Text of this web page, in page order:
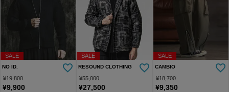
SALE
NO ID.
¥19,800
¥9,900
SALE
RESOUND CLOTHING
¥55,000
¥27,500
SALE
CAMBIO
¥18,700
¥9,350